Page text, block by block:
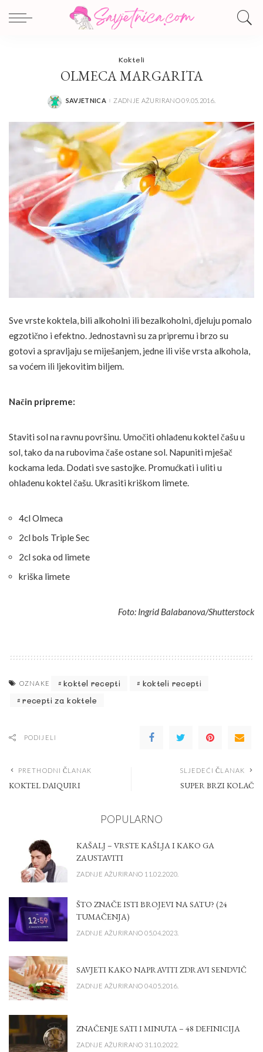
Kokteli
OLMECA MARGARITA
POSTED
SAVJETNICA ZADNJE AŽURIRANO 09.05.2016.
Sve vrste koktela, bili alkoholni ili bezalkoholni, djeluju pomalo
egzotično i efektno. Jednostavni su za pripremu i brzo su
gotovi a spravljaju se miješanjem, jedne ili više vrsta alkohola,
sa voćem ili ljekovitim biljem.
Način pripreme:
Staviti sol na ravnu površinu. Umočiti ohlađenu koktel čašu u
sol, tako da na rubovima čaše ostane sol. Napuniti mješač
kockama leda. Dodati sve sastojke. Promućkati i uliti u
ohlađenu koktel čašu. Ukrasiti kriškom limete.
4cl Olmeca
2cl bols Triple Sec
2cl soka od limete
kriška limete
Foto: Ingrid Balabanova/Shutterstock
OZNAKE koktel recepti
kokteli recepti
recepti za koktele
PODIJELI
PRETHODNI ČLANAK
KOKTEL DAIQUIRI
SLJEDEĆI ČLANAK
SUPER BRZI KOLAČ
POPULARNO
KAŠALJ – VRSTE KAŠLJA I KAKO GA
ZAUSTAVITI
ZADNJE AŽURIRANO 11.02.2020.
ŠTO ZNAČE ISTI BROJEVI NA SATU? (24
TUMAČENJA)
ZADNJE AŽURIRANO 05.04.2023.
SAVJETI KAKO NAPRAVITI ZDRAVI SENDVIČ
ZADNJE AŽURIRANO 04.05.2016.
ZNAČENJE SATI I MINUTA – 48 DEFINICIJA
ZADNJE AŽURIRANO 31.10.2022.